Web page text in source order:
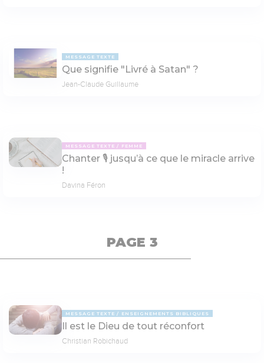
MESSAGE TEXTE
Que signifie "Livré à Satan" ?
Jean-Claude Guillaume
MESSAGE TEXTE FEMME
Chanter 🎙 jusqu’à ce que le miracle arrive
!
Davina Féron
PAGE 3
MESSAGE TEXTE ENSEIGNEMENTS BIBLIQUES
Il est le Dieu de tout réconfort
Christian Robichaud